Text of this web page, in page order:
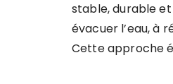
stable, durable
évacuer l’eau, à
Cette approche